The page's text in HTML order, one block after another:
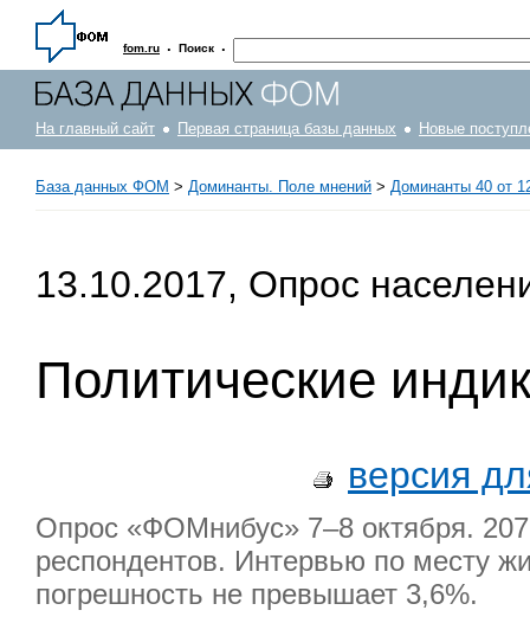
fom.ru · Поиск ·
На главный сайт Первая страница базы данных Новые
База данных ФОМ > Доминанты. Поле мнений > Доминанты 40 от
13.10.2017, Опрос
Политические
версия
Опрос «ФОМнибус» 7–8 октября.
респондентов. Интервью по месту
погрешность не превышает 3,6%.